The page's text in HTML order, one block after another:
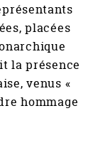
placées
la présence
venus «
hommage